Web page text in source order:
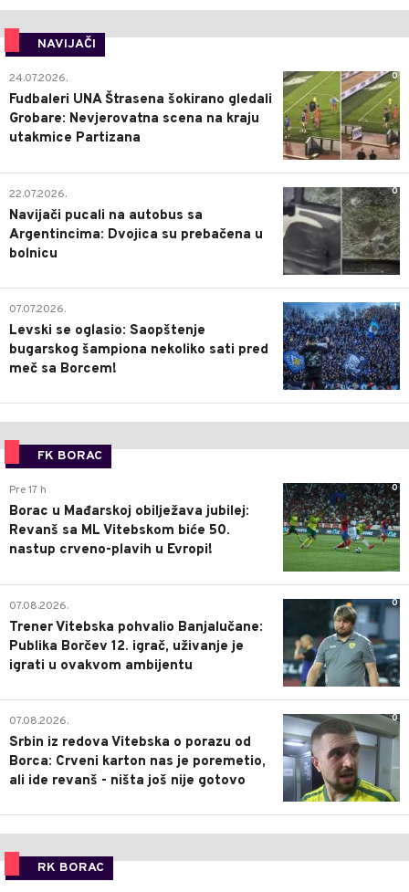
NAVIJAČI
0
24.07.2026.
Fudbaleri UNA Štrasena šokirano gledali
Grobare: Nevjerovatna scena na kraju
utakmice Partizana
0
22.07.2026.
Navijači pucali na autobus sa
Argentincima: Dvojica su prebačena u
bolnicu
1
07.07.2026.
Levski se oglasio: Saopštenje
bugarskog šampiona nekoliko sati pred
meč sa Borcem!
FK BORAC
0
Pre 17 h
Borac u Mađarskoj obilježava jubilej:
Revanš sa ML Vitebskom biće 50.
nastup crveno-plavih u Evropi!
0
07.08.2026.
Trener Vitebska pohvalio Banjalučane:
Publika Borčev 12. igrač, uživanje je
igrati u ovakvom ambijentu
0
07.08.2026.
Srbin iz redova Vitebska o porazu od
Borca: Crveni karton nas je poremetio,
ali ide revanš - ništa još nije gotovo
RK BORAC